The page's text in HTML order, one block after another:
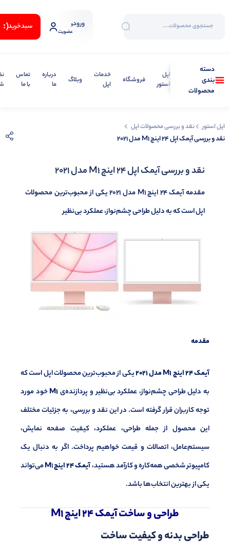
ورودو
عضویت
سبد‌خرید(:
دسته
بندی
محصولات
اپل
استور
فروشگاه
خدمات
اپل
وبلاگ
درباره
ما
تماس
با ما
اپل استور نقد و بررسی محصولات اپل
نقد و بررسی آیمک اپل 24 اینچ M1 مدل 2021
نقد و بررسی آیمک اپل 24 اینچ M1 مدل 2021
مقدمه آیمک 24 اینچ M1 مدل 2021 یکی از محبوب‌ترین محصولات
اپل است که به دلیل طراحی چشم‌نواز، عملکرد بی‌نظیر
مقدمه
آیمک 24 اینچ M1 مدل 2021
یکی از محبوب‌ترین محصولات اپل است که
به دلیل طراحی چشم‌نواز، عملکرد بی‌نظیر و پردازنده‌ی M1خود مورد
توجه کاربران قرار گرفته است. در این نقد و بررسی، به جزئیات مختلف
این محصول از جمله طراحی، عملکرد، کیفیت صفحه نمایش،
سیستم‌عامل، اتصالات و قیمت خواهیم پرداخت. اگر به دنبال یک
کامپیوتر شخصی همه‌کاره و کارآمد هستید،آیمک 24 اینچ M
1 می‌تواند
یکی از بهترین انتخاب‌ها باشد.
طراحی و ساخت آیمک 24 اینچ M1
طراحی بدنه و کیفیت ساخت